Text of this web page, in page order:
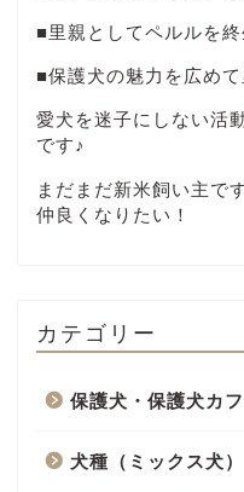
■里親としてペルルを
■保護犬の魅力を広め
愛犬を迷子にしない活
です♪
まだまだ新米飼い主で
仲良くなりたい！
カテゴリー
保護犬・保護犬カ
犬種（ミックス犬）